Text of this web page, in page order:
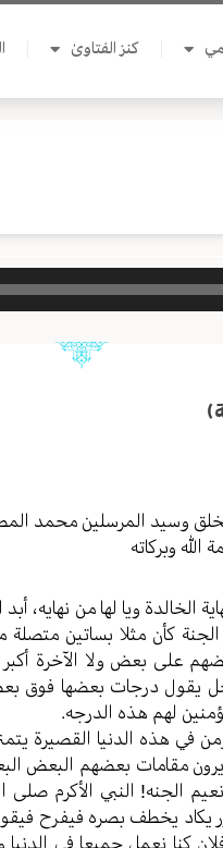
كنز الفتاوىٰ
وسید المرسلین محمد
وبرکاته
الخالدة ویا لها من نهایه،
كأن مثلا بساتین متصلة
علی بعض ولا الآخرة أکبر
یقول درجات بعضها فوق
لهم هذه الدرجه.
في هذه الدنیا القصيرة
یرون مقامات بعضهم البعض
الجنه! النبي الأکرم صلی
یکاد یخطف بصره فیفرح
کنا نعمل جمیعا في